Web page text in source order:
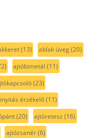
(13) ablak üveg(20)
ajtóbimetál (11)
(23)
érzékelő(11)
(20) ajtóretesz (16)
ajtózsanér(6)